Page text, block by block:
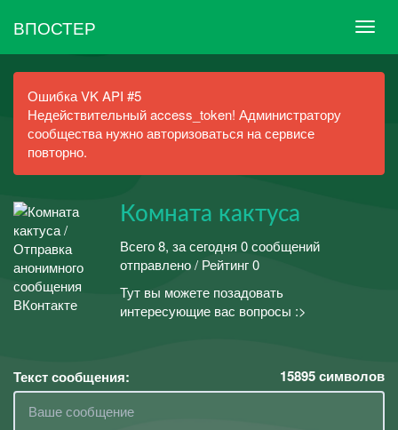
ВПОСТЕР
Ошибка VK API #5
Недействительный access_token! Администратору
сообщества нужно авторизоваться на сервисе
повторно.
Комната кактуса
Всего 8, за сегодня 0 сообщений
отправлено / Рейтинг 0
Тут вы можете позадовать
интересующие вас вопросы :>
Текст сообщения: 15895символов